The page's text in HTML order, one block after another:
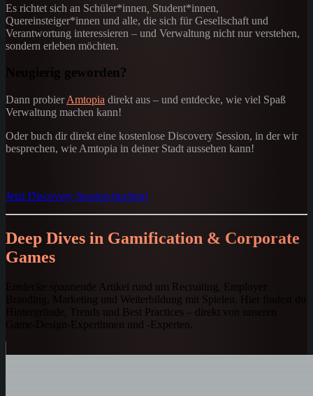
Es richtet sich an Schüler*innen Student*innen,
Quereinsteiger*innen und alle, die sich für Gesellschaft und
Verantwortung interessieren – und Verwaltung nicht nur verstehen,
sondern erleben möchten.
Neugierig geworden?
Dann probierAmtopia direkt aus – und entdecke, wie viel Spaß
Verwaltung machen kann!
Oder buch dir direkt eine kostenlose Discovery Session, in der wir
besprechen, wie Amtopia in deiner Stadt aussehen kann!
Jetzt Discovery Session buchen!
Deep Dives in Gamification & Corporate
Games
Entdecke spannende Artikel rund um Recruiting, Employer
Branding, Marketing und Weiterbildung mit Spielen. Hier findest du
Hintergründe, Trends und Best Practices – direkt von unseren
Game-Design-Expertinnen und -Experten.